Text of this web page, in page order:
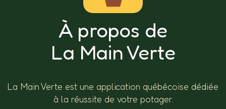
À propos de
La Main Verte
La Main Verte est une application québécoise dédiée
à la réussite de votre potager.